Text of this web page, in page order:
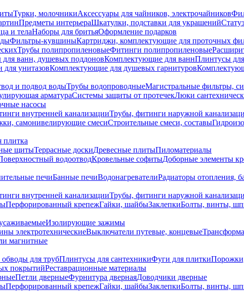
Турки, молочникиАксессуары для чайников, электрочайников
Предметы интерьераШкатулки, подставки для украшений
и телаНаборы для бритьяОформление подарков
Фильтры-кувшиныКартриджи, комплектующие для проточных
Трубы полипропиленовыеФитинги полипропиленовые
ванн, душевых поддоновКомплектующие для ваннПлинтусы
для унитазовКомплектующие для душевых гарнитуров
и подвод водыТрубы водопроводныеМагистральные фильтры,
арматураСистемы защиты от протечекЛюки
насосы
внутренней канализацииТрубы, фитинги наружной
самонивелирующие смесиСтроительные смеси, составы
плитка
щитыТеррасные доскиДревесные плитыПиломатериалы
водоотводКровельные софитыДоборные элементы
печиБанные печиВодонагревателиРадиаторы отопления,
внутренней канализацииТрубы, фитинги наружной
Перфорированный крепежГайки, шайбыЗаклепкиБолты, винты,
Изолирующие зажимы
электротехническиеВыключатели путевые, концевые
магнитные
для трубПлинтусы для сантехникиФуги для плитки
покрытийРеставрационные материалы
Петли дверныеФурнитура двернаяДоводчики дверные
Перфорированный крепежГайки, шайбыЗаклепкиБолты, винты,